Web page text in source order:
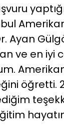
Ayan
ve en iyi
öğretti.